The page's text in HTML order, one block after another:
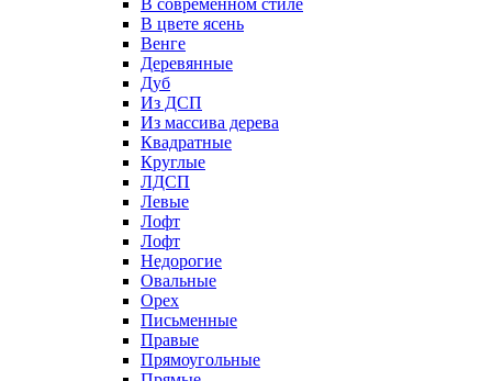
В современном стиле
В цвете ясень
Венге
Деревянные
Дуб
Из ДСП
Из массива дерева
Квадратные
Круглые
ЛДСП
Левые
Лофт
Лофт
Недорогие
Овальные
Орех
Письменные
Правые
Прямоугольные